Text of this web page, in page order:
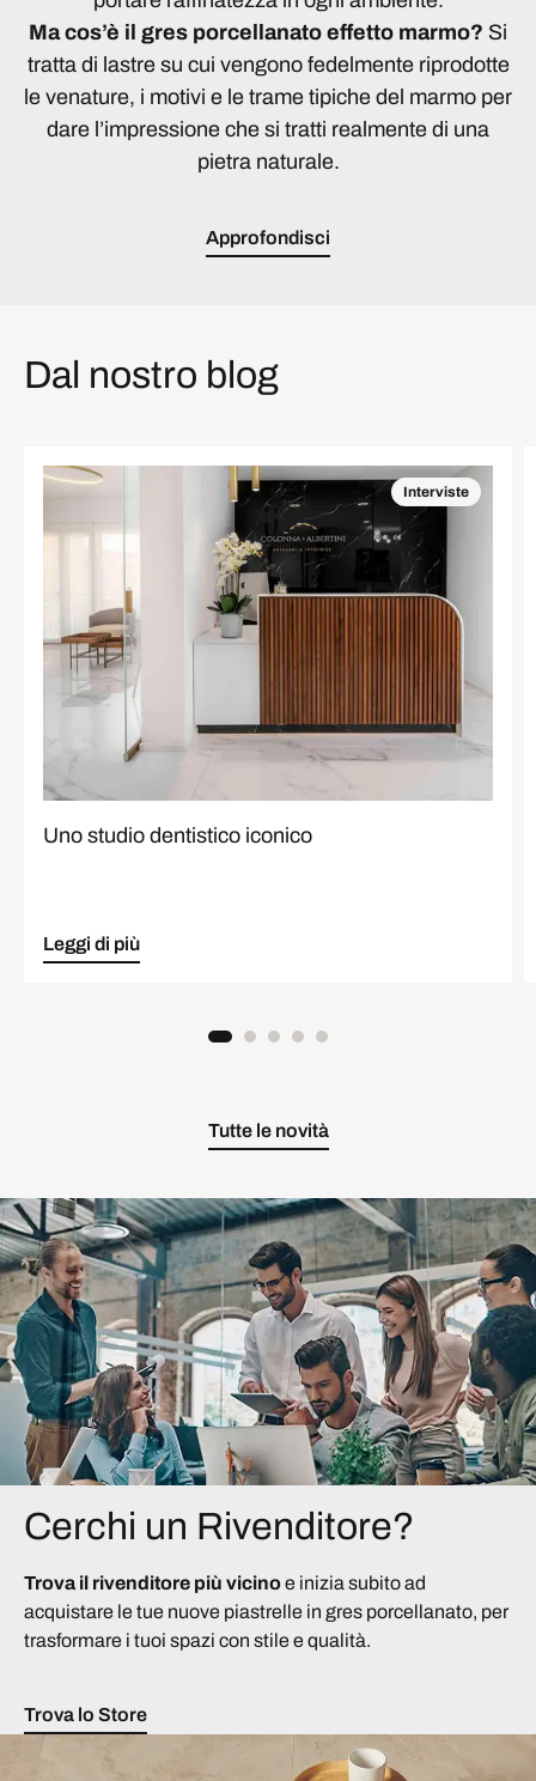
Ma cos’è il gres porcellanato effetto marmo? Si
tratta di lastre su cui vengono fedelmente riprodotte
le venature, i motivi e le trame tipiche del marmo per
dare l’impressione che si tratti realmente di una
pietra naturale.
Approfondisci
Dal nostro blog
Interviste
Uno studio dentistico iconico
Leggi di più
Tutte le novità
Cerchi un Rivenditore?
Trova il rivenditore più vicinoe inizia subito ad
acquistare le tue nuove piastrelle in gres porcellanato, per
trasformare i tuoi spazi con stile e qualità.
Trova lo Store